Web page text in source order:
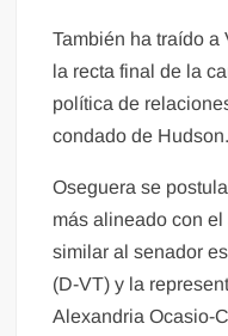
También ha traído
la recta final de la
política de
condado de Hudson.
Oseguera se
más alineado con
similar al senador
(D-VT) y la
Alexandria Ocasio-